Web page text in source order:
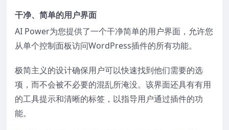
干净、简单的用户界面
AI Power为您提供了一个干净简单的用户界面，允许您
从单个控制面板访问WordPress插件的所有功能。
极简主义的设计确保用户可以快速找到他们需要的选
项，而不会被不必要的混乱所淹没。该界面还具有有用
的工具提示和清晰的标签，以指导用户通过插件的功
能。